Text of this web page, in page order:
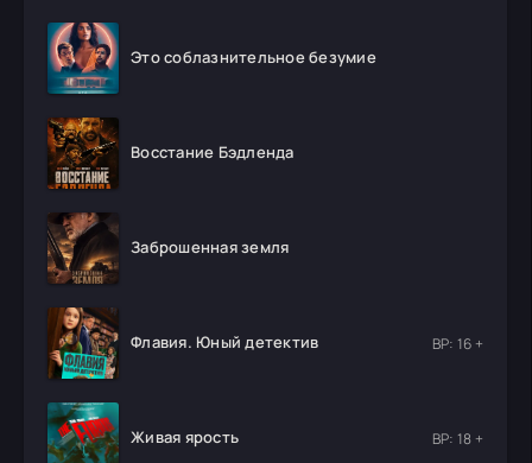
Это соблазнительное безумие
Восстание Бэдленда
Заброшенная земля
Флавия. Юный детектив ВР: 16 +
Живая ярость ВР: 18 +